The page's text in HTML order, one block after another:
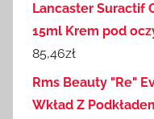
Lancaster Suractif
15ml Krem pod
85,46zł
Rms Beauty "Re"
Wkład Z